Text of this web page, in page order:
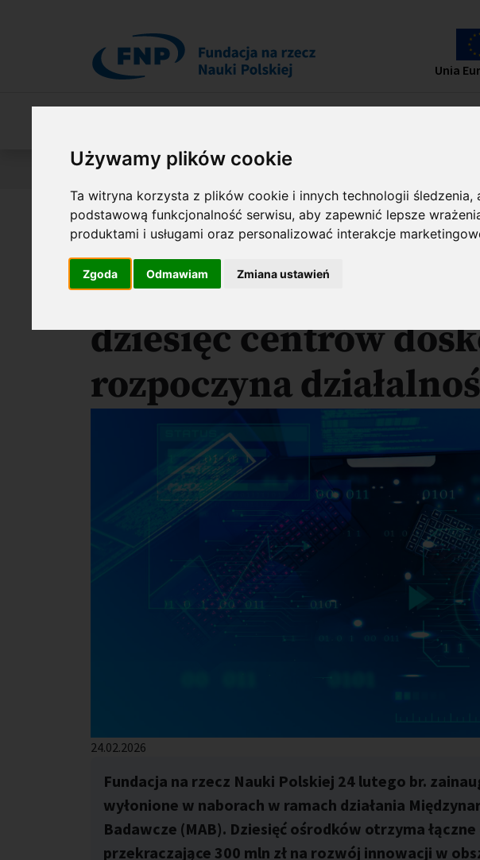
Używamy plików cookie
Ta witryna korzysta z plików cookie i innych technologii
podstawową funkcjonalność serwisu,aby zapewnić lepsze
produktami i usługami oraz personalizować interakcje
Zgoda Odmawiam Zmiana ustawień
Unia
Jesteś tutaj:Biuro prasowe Ponad 300 mln zł na rozwój przełomowych
Ponad 300 mln zł na
przełomowych
dziesięć centrów
rozpoczyna
Opublikowano: %s
24.02.2026
Fundacja na rzecz Nauki Polskiej 24 lutego br.
wyłonione w naborach w ramach działania
Badawcze (MAB). Dziesięć ośrodków otrzyma
przekraczające 300 mln zł na rozwój innowacji w